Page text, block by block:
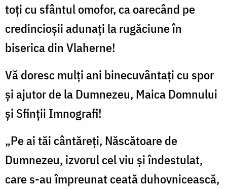
toți cu sfântul omofor, ca oarecând pe
credincioșii adunați la rugăciune în
biserica din Vlaherne!
Vă doresc mulți ani binecuvântați cu spor
și ajutor de la Dumnezeu, Maica Domnului
și Sfinții Imnografi!
„Pe ai tăi cântăreți, Născătoare de
Dumnezeu, izvorul cel viu și îndestulat,
care s-au împreunat ceată duhovnicească,